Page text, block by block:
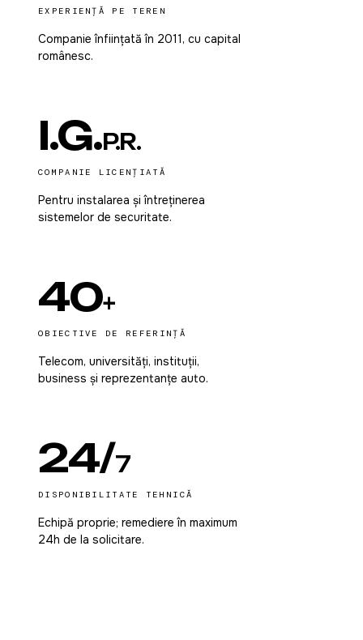
EXPERIENȚĂ PE TEREN
Companie înființată în 2011, cu capital
românesc.
I.G.P.R.
COMPANIE LICENȚIATĂ
Pentru instalarea și întreținerea
sistemelor de securitate.
40+
OBIECTIVE DE REFERINȚĂ
Telecom, universități, instituții,
business și reprezentanțe auto.
24/7
DISPONIBILITATE TEHNICĂ
Echipă proprie; remediere în maximum
24h de la solicitare.